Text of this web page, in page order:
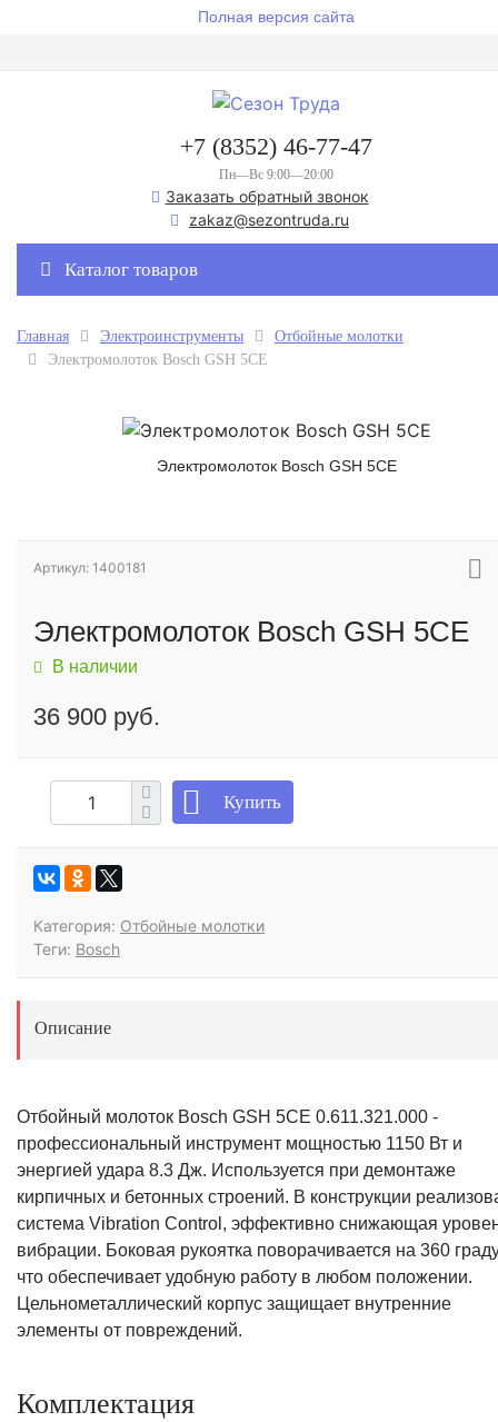
Полная версия сайта
+7 (8352) 46-77-47
Пн—Вс 9:00—20:00
Заказать обратный звонок
zakaz@sezontruda.ru
Каталог товаров
Главная Электроинструменты
Отбойные молотки
Электромолоток Bosch GSH 5CE
Электромолоток Bosch GSH 5CE
Артикул: 1400181
Электромолоток Bosch GSH 5CE
В наличии
36 900 руб.
Купить
Категория: Отбойные молотки
Теги: Bosch
Описание
Отбойный молоток Bosch GSH 5CE 0.611.321.000 -
профессиональный инструмент мощностью 1150 Вт и
энергией удара 8.3 Дж. Используется при демонтаже
кирпичных и бетонных строений. В конструкции
система Vibration Control, эффективно снижающая
вибрации. Боковая рукоятка поворачивается на 360
что обеспечивает удобную работу в любом положении.
Цельнометаллический корпус защищает внутренние
элементы от повреждений.
Комплектация